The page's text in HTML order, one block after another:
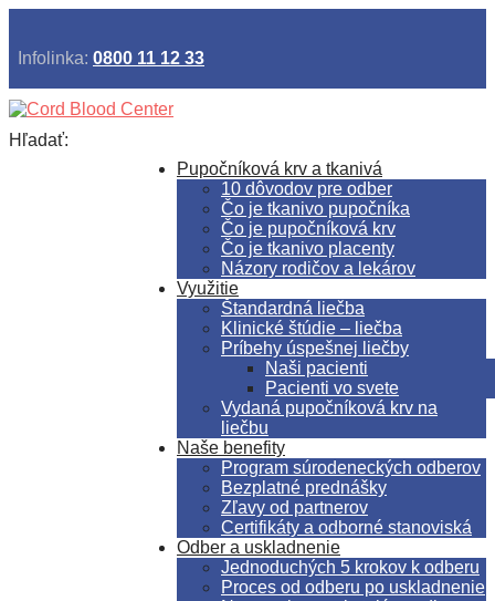
Infolinka: 0800 11 12 33
Pupočníková krv a tkanivá
10 dôvodov pre odber
Čo je tkanivo pupočníka
Čo je pupočníková krv
Čo je tkanivo placenty
Názory rodičov a lekárov
Využitie
Štandardná liečba
Klinické štúdie – liečba
Príbehy úspešnej liečby
Naši pacienti
Pacienti vo svete
Vydaná pupočníková krv na
liečbu
Naše benefity
Program súrodeneckých odberov
Bezplatné prednášky
Zľavy od partnerov
Certifikáty a odborné stanoviská
Odber a uskladnenie
Jednoduchých 5 krokov k odberu
Proces od odberu po uskladnenie
Hľadať: